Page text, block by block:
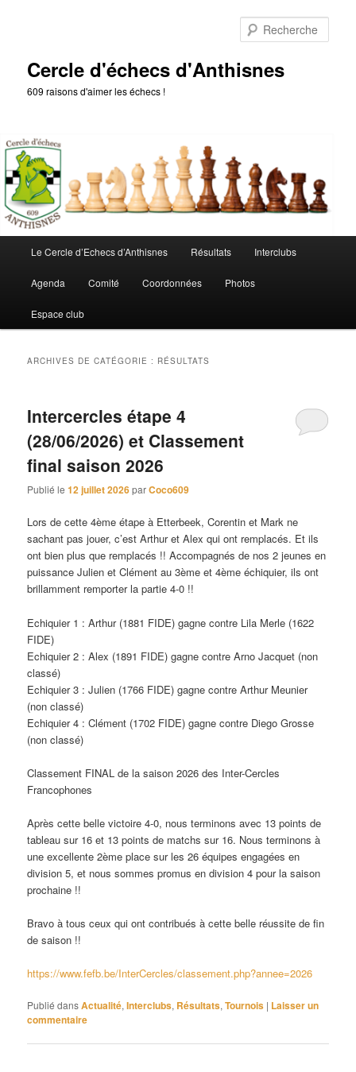
Cercle d'échecs d'Anthisnes
609 raisons d'aimer les échecs !
principal
Le Cercle d’Echecs d’Anthisnes Résultats Interclubs
Agenda Comité Coordonnées Photos
Espace club
ARCHIVES DE CATÉGORIE : RÉSULTATS
Intercercles étape 4
(28/06/2026) et Classement
final saison 2026
Publié le12 juillet 2026parCoco609
Lors de cette 4ème étape à Etterbeek, Corentin et Mark ne
sachant pas jouer, c’est Arthur et Alex qui ont remplacés. Et ils
ont bien plus que remplacés !! Accompagnés de nos 2 jeunes en
puissance Julien et Clément au 3ème et 4ème échiquier, ils ont
brillamment remporter la partie 4-0 !!
Echiquier 1 : Arthur (1881 FIDE) gagne contre Lila Merle (1622
FIDE)
Echiquier 2 : Alex (1891 FIDE) gagne contre Arno Jacquet (non
classé)
Echiquier 3 : Julien (1766 FIDE) gagne contre Arthur Meunier
(non classé)
Echiquier 4 : Clément (1702 FIDE) gagne contre Diego Grosse
(non classé)
Classement FINAL de la saison 2026 des Inter-Cercles
Francophones
Après cette belle victoire 4-0, nous terminons avec 13 points de
tableau sur 16 et 13 points de matchs sur 16. Nous terminons à
une excellente 2ème place sur les 26 équipes engagées en
division 5, et nous sommes promus en division 4 pour la saison
prochaine !!
Bravo à tous ceux qui ont contribués à cette belle réussite de fin
de saison !!
https://www.fefb.be/InterCercles/classement.php?annee=2026
Publié dansActualité,Interclubs, Résultats,Tournois | Laisser un
commentaire